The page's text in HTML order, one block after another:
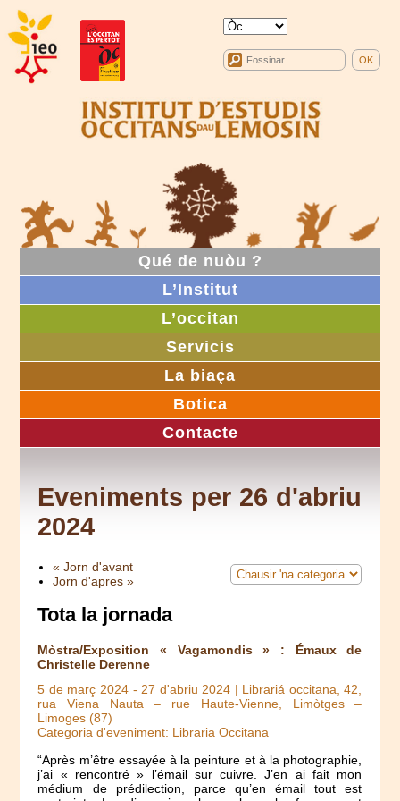
Qué de nuòu ?
L’Institut
L’occitan
Servicis
La biaça
Botica
Contacte
Eveniments per 26 d'abriu
2024
« Jorn d'avant
Jorn d'apres »
Tota la jornada
Mòstra/Exposition « Vagamondis » : Émaux de
Christelle Derenne
5 de març 2024 -27 d'abriu 2024 | Librariá occitana, 42,
rua Viena Nauta – rue Haute-Vienne, Limòtges –
Limoges (87)
Categoria d'eveniment: Libraria Occitana
“Après m’être essayée à la peinture et à la photographie,
j’ai « rencontré » l’émail sur cuivre. J’en ai fait mon
médium de prédilection, parce qu’en émail tout est